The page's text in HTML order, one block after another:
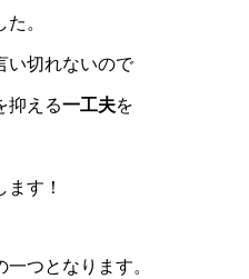
。
い切れないので
抑える一工夫を
す！
つとなります。